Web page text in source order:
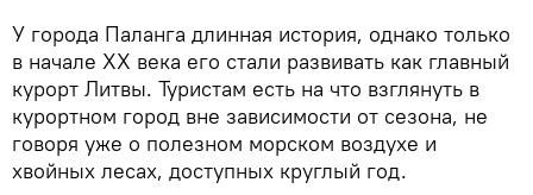
У города Паланга длинная история, однако только
в начале ХХ века его стали развивать как главный
курорт Литвы. Туристам есть на что взглянуть в
курортном город вне зависимости от сезона, не
говоря уже о полезном морском воздухе и
хвойных лесах, доступных круглый год.